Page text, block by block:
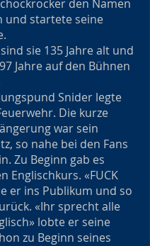
den Namen
und startete seine
sie 135 Jahre alt und
Jahre auf den Bühnen
Snider legte
Die kurze
war sein
so nahe bei den Fans
Zu Beginn gab es
Englischkurs. «FUCK
er ins Publikum und so
«Ihr sprecht alle
lobte er seine
zu Beginn seines